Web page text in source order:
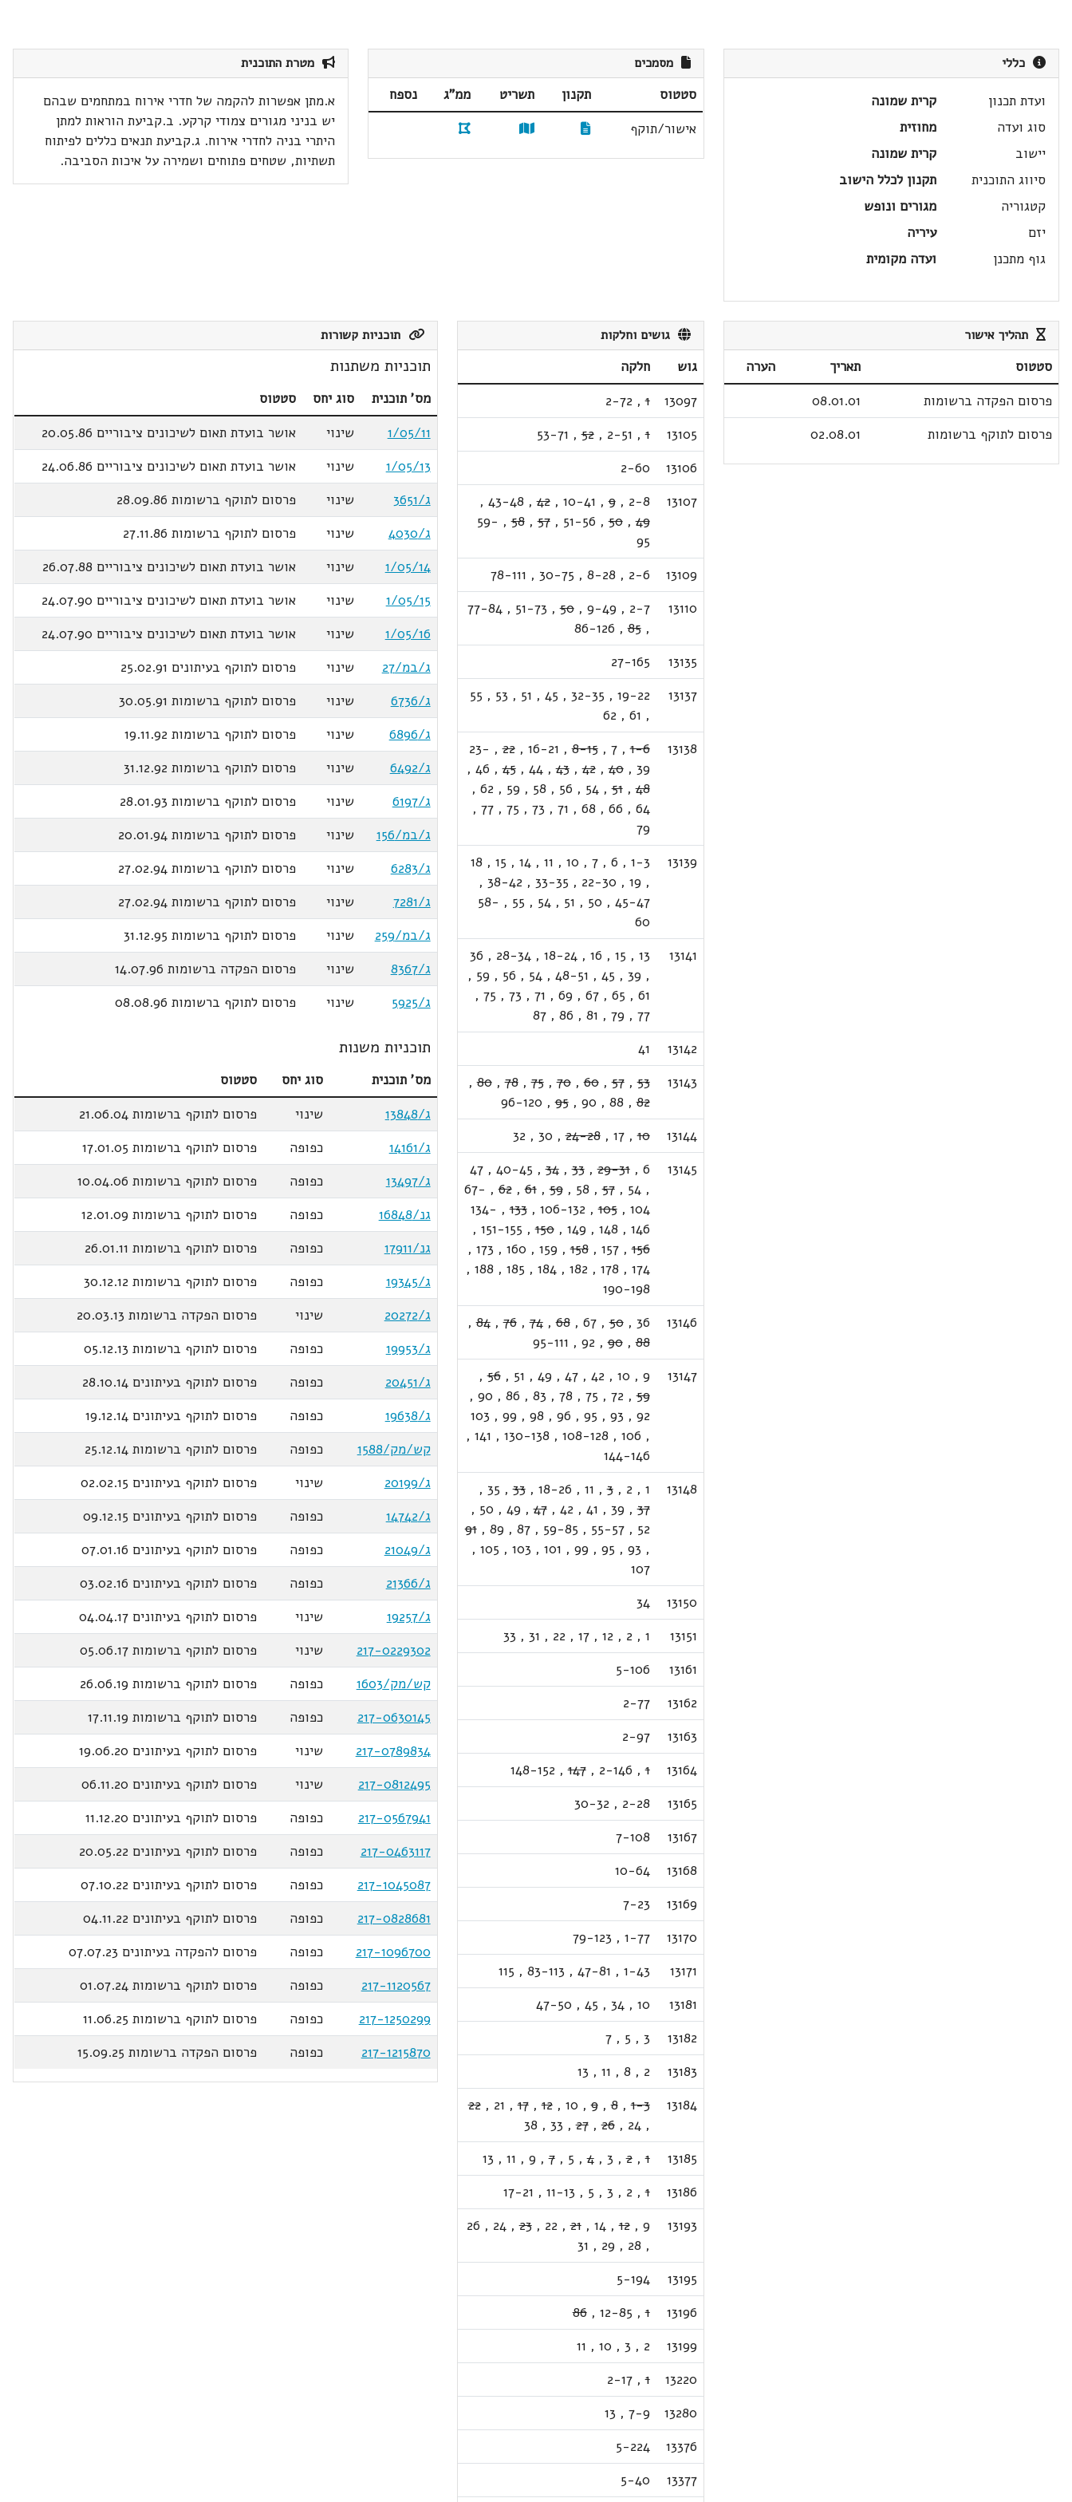
כללי
ועדת תכנון
קרית שמונה
סוג ועדה
מחוזית
יישוב
קרית שמונה
סיווג התוכנית
תקנון לכלל הישוב
קטגוריה
מגורים ונופש
יזם
עיריה
גוף מתכנן
ועדה מקומית
מסמכים
סטטוס תקנון תשריט ממ"ג
נספח
אישור/תוקף
מטרת התוכנית
א.מתן אפשרות להקמה של חדרי אירוח במתחמים שבהם
יש בניני מגורים צמודי קרקע. ב.קביעת הוראות למתן
היתרי בניה לחדרי אירוח. ג.קביעת תנאים כללים לפיתוח
תשתיות, שטחים פתוחים ושמירה על איכות הסביבה.
תהליך אישור
סטטוס תאריך
הערה
פרסום הפקדה ברשומות
08.01.01
פרסום לתוקף ברשומות
02.08.01
גושים וחלקות
גוש
חלקה
13097
1
,
2-72
13105
1
,
2-51
,
52
,
53-71
13106
2-60
13107
2-8
,
9
,
10-41
,
42
,
43-48
,
49
,
50
,
51-56
,
57
,
58
,
59-
95
13109
2-6
,
8-28
,
30-75
,
78-111
13110
2-7
,
9-49
,
50
,
51-73
,
77-84
,
85
,
86-126
13135
27-165
13137
19-22
,
32-35
,
45
,
51
,
53
,
55
,
61
,
62
13138
1-6
,
7
,
8-15
,
16-21
,
22
,
23-
39
,
40
,
42
,
43
,
44
,
45
,
46
,
48
,
51
,
54
,
56
,
58
,
59
,
62
,
64
,
66
,
68
,
71
,
73
,
75
,
77
,
79
13139
1-3
,
6
,
7
,
10
,
11
,
14
,
15
,
18
,
19
,
22-30
,
33-35
,
38-42
,
45-47
,
50
,
51
,
54
,
55
,
58-
60
13141
13
,
15
,
16
,
18-24
,
28-34
,
36
,
39
,
45
,
48-51
,
54
,
56
,
59
,
61
,
65
,
67
,
69
,
71
,
73
,
75
,
77
,
79
,
81
,
86
,
87
13142
41
13143
53
,
57
,
60
,
70
,
75
,
78
,
80
,
82
,
88
,
90
,
95
,
96-120
13144
10
,
17
,
24-28
,
30
,
32
13145
6
,
29-31
,
33
,
34
,
40-45
,
47
,
54
,
57
,
58
,
59
,
61
,
62
,
67-
104
,
105
,
106-132
,
133
,
134-
146
,
148
,
149
,
150
,
151-155
,
156
,
157
,
158
,
159
,
160
,
173
,
174
,
178
,
182
,
184
,
185
,
188
,
190-198
13146
36
,
50
,
67
,
68
,
74
,
76
,
84
,
88
,
90
,
92
,
95-111
13147
9
,
10
,
42
,
47
,
49
,
51
,
56
,
59
,
72
,
75
,
78
,
83
,
86
,
90
,
92
,
93
,
95
,
96
,
98
,
99
,
103
,
106
,
108-128
,
130-138
,
141
,
144-146
13148
1
,
2
,
3
,
11
,
18-26
,
33
,
35
,
37
,
39
,
41
,
42
,
47
,
49
,
50
,
52
,
55-57
,
59-85
,
87
,
89
,
91
,
93
,
95
,
99
,
101
,
103
,
105
,
107
13150
34
13151
1
,
2
,
12
,
17
,
22
,
31
,
33
13161
5-106
13162
2-77
13163
2-97
13164
1
,
2-146
,
147
,
148-152
13165
2-28
,
30-32
13167
7-108
13168
10-64
13169
7-23
13170
1-77
,
79-123
13171
1-43
,
47-81
,
83-113
,
115
13181
10
,
34
,
45
,
47-50
13182
3
,
5
,
7
13183
2
,
8
,
11
,
13
13184
1-3
,
8
,
9
,
10
,
12
,
17
,
21
,
22
,
24
,
26
,
27
,
33
,
38
13185
1
,
2
,
3
,
4
,
5
,
7
,
9
,
11
,
13
13186
1
,
2
,
3
,
5
,
11-13
,
17-21
13193
9
,
12
,
14
,
21
,
22
,
23
,
24
,
26
,
28
,
29
,
31
13195
5-194
13196
1
,
12-85
,
86
13199
2
,
3
,
10
,
11
13220
1
,
2-17
13280
7-9
,
13
13376
5-224
13377
5-40
תוכניות קשורות
תוכניות משתנות
מס' תוכנית סוג יחס
סטטוס
1/05/11
שינוי
אושר בועדת תאום לשיכונים ציבוריים 20.05.86
1/05/13
שינוי
אושר בועדת תאום לשיכונים ציבוריים 24.06.86
ג/3651
שינוי
פרסום לתוקף ברשומות 28.09.86
ג/4030
שינוי
פרסום לתוקף ברשומות 27.11.86
1/05/14
שינוי
אושר בועדת תאום לשיכונים ציבוריים 26.07.88
1/05/15
שינוי
אושר בועדת תאום לשיכונים ציבוריים 24.07.90
1/05/16
שינוי
אושר בועדת תאום לשיכונים ציבוריים 24.07.90
ג/במ/27
שינוי
פרסום לתוקף בעיתונים 25.02.91
ג/6736
שינוי
פרסום לתוקף ברשומות 30.05.91
ג/6896
שינוי
פרסום לתוקף ברשומות 19.11.92
ג/6492
שינוי
פרסום לתוקף ברשומות 31.12.92
ג/6197
שינוי
פרסום לתוקף ברשומות 28.01.93
ג/במ/156
שינוי
פרסום לתוקף ברשומות 20.01.94
ג/6283
שינוי
פרסום לתוקף ברשומות 27.02.94
ג/7281
שינוי
פרסום לתוקף ברשומות 27.02.94
ג/במ/259
שינוי
פרסום לתוקף ברשומות 31.12.95
ג/8367
שינוי
פרסום הפקדה ברשומות 14.07.96
ג/5925
שינוי פרסום לתוקף ברשומות 08.08.96
תוכניות משנות
מס' תוכנית סוג יחס
סטטוס
ג/13848
שינוי
פרסום לתוקף ברשומות 21.06.04
ג/14161
כפופה
פרסום לתוקף ברשומות 17.01.05
ג/13497
כפופה
פרסום לתוקף ברשומות 10.04.06
גנ/16848
כפופה
פרסום לתוקף ברשומות 12.01.09
גנ/17911
כפופה
פרסום לתוקף ברשומות 26.01.11
ג/19345
כפופה
פרסום לתוקף ברשומות 30.12.12
ג/20272
שינוי
פרסום הפקדה ברשומות 20.03.13
ג/19953
כפופה
פרסום לתוקף ברשומות 05.12.13
ג/20451
כפופה
פרסום לתוקף בעיתונים 28.10.14
ג/19638
כפופה
פרסום לתוקף בעיתונים 19.12.14
קש/מק/1588
כפופה
פרסום לתוקף ברשומות 25.12.14
ג/20199
שינוי
פרסום לתוקף בעיתונים 02.02.15
ג/14742
כפופה
פרסום לתוקף בעיתונים 09.12.15
ג/21049
כפופה
פרסום לתוקף בעיתונים 07.01.16
ג/21366
כפופה
פרסום לתוקף בעיתונים 03.02.16
ג/19257
שינוי
פרסום לתוקף בעיתונים 04.04.17
217-0229302
שינוי
פרסום לתוקף ברשומות 05.06.17
קש/מק/1603
כפופה
פרסום לתוקף ברשומות 26.06.19
217-0630145
כפופה
פרסום לתוקף ברשומות 17.11.19
217-0789834
שינוי
פרסום לתוקף בעיתונים 19.06.20
217-0812495
שינוי
פרסום לתוקף בעיתונים 06.11.20
217-0567941
כפופה
פרסום לתוקף בעיתונים 11.12.20
217-0463117
כפופה
פרסום לתוקף בעיתונים 20.05.22
217-1045087
כפופה
פרסום לתוקף בעיתונים 07.10.22
217-0828681
כפופה
פרסום לתוקף בעיתונים 04.11.22
217-1096700
כפופה
פרסום להפקדה בעיתונים 07.07.23
217-1120567
כפופה
פרסום לתוקף ברשומות 01.07.24
217-1250299
כפופה
פרסום לתוקף ברשומות 11.06.25
217-1215870
כפופה פרסום הפקדה ברשומות 15.09.25